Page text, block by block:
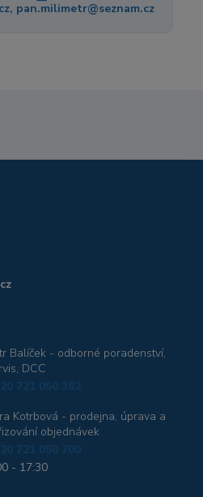
pan.milimetr@seznam.cz
Balíček - odborné poradenství,
DCC
721 050 382
Kotrbová - prodejna, úprava a
objednávek
721 050 700
- 17:30